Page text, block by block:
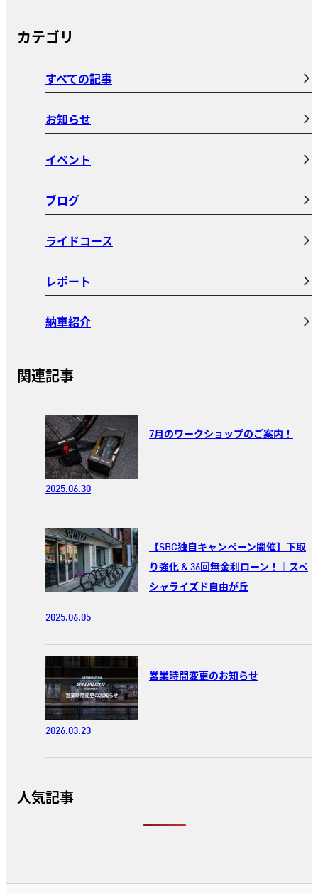
カテゴリ
すべての記事
お知らせ
イベント
ブログ
ライドコース
レポート
納車紹介
関連記事
7月のワークショップのご案内！
2025.06.30
【SBC独自キャンペーン開催】下取
り強化 & 36回無金利ローン！｜スペ
シャライズド自由が丘
2025.06.05
営業時間変更のお知らせ
2026.03.23
人気記事